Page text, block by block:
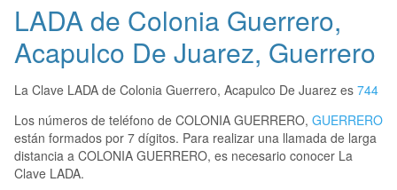
LADA de Colonia Guerrero,
Acapulco De Juarez, Guerrero
La Clave LADA de Colonia Guerrero, Acapulco De Juarez es 744
Los números de teléfono de COLONIA GUERRERO, GUERRERO
están formados por 7 dígitos. Para realizar una llamada de larga
distancia a COLONIA GUERRERO, es necesario conocer La
Clave LADA.